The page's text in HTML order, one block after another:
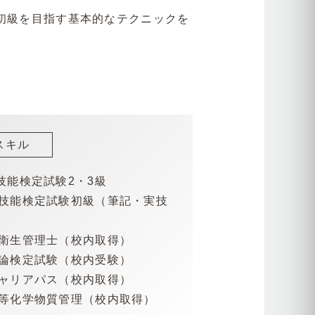
を目指す基本的なテクニックを
キル
能検定試験2・3級
能検定試験初級（筆記・実技
生管理士（校内取得）
検定試験（校内受験）
リアパス（校内取得）
化学物質管理（校内取得）